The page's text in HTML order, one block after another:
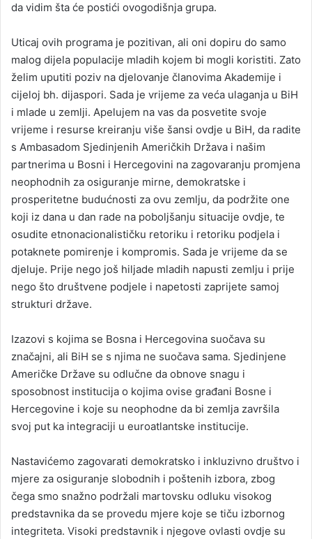
da vidim šta će postići ovogodišnja grupa.
Uticaj ovih programa je pozitivan, ali oni dopiru do samo
malog dijela populacije mladih kojem bi mogli koristiti. Zato
želim uputiti poziv na djelovanje članovima Akademije i
cijeloj bh. dijaspori. Sada je vrijeme za veća ulaganja u BiH
i mlade u zemlji. Apelujem na vas da posvetite svoje
vrijeme i resurse kreiranju više šansi ovdje u BiH, da radite
s Ambasadom Sjedinjenih Američkih Država i našim
partnerima u Bosni i Hercegovini na zagovaranju promjena
neophodnih za osiguranje mirne, demokratske i
prosperitetne budućnosti za ovu zemlju, da podržite one
koji iz dana u dan rade na poboljšanju situacije ovdje, te
osudite etnonacionalističku retoriku i retoriku podjela i
potaknete pomirenje i kompromis. Sada je vrijeme da se
djeluje. Prije nego još hiljade mladih napusti zemlju i prije
nego što društvene podjele i napetosti zaprijete samoj
strukturi države.
Izazovi s kojima se Bosna i Hercegovina suočava su
značajni, ali BiH se s njima ne suočava sama. Sjedinjene
Američke Države su odlučne da obnove snagu i
sposobnost institucija o kojima ovise građani Bosne i
Hercegovine i koje su neophodne da bi zemlja završila
svoj put ka integraciji u euroatlantske institucije.
Nastavićemo zagovarati demokratsko i inkluzivno društvo i
mjere za osiguranje slobodnih i poštenih izbora, zbog
čega smo snažno podržali martovsku odluku visokog
predstavnika da se provedu mjere koje se tiču izbornog
integriteta. Visoki predstavnik i njegove ovlasti ovdje su